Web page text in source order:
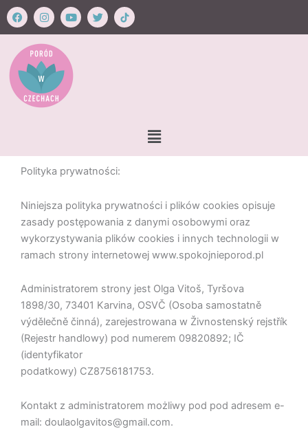
Przejdź
do
treści
F
a
c
b
o
k
I
n
s
t
a
g
r
a
m
Y
o
u
b
e
T
w
i
Menu
Polityka prywatności:
Niniejsza polityka prywatności i plików cookies opisuje
zasady postępowania z danymi osobowymi oraz
wykorzystywania plików cookies i innych technologii w
ramach strony internetowej www.spokojnieporod.pl
Administratorem strony jest Olga Vitoš, Tyršova
1898/30, 73401 Karvina, OSVČ (Osoba samostatně
výdělečně činná), zarejestrowana w Živnostenský rejstřík
(Rejestr handlowy) pod numerem 09820892; IČ
(identyfikator
podatkowy) CZ8756181753.
Kontakt z administratorem możliwy pod pod adresem e-
mail: doulaolgavitos@gmail.com.